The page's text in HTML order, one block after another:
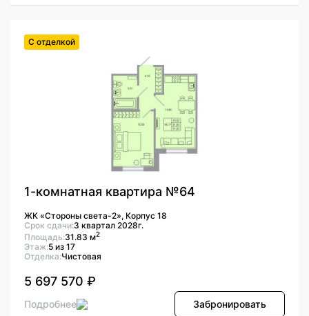
С отделкой
1-комнатная квартира №64
ЖК «Стороны света-2», Корпус 18
Срок сдачи:3 квартал 2028г.
Площадь:31.83 м2
Этаж:5 из 17
Отделка:Чистовая
5 697 570 ₽
Подробнее Забронировать